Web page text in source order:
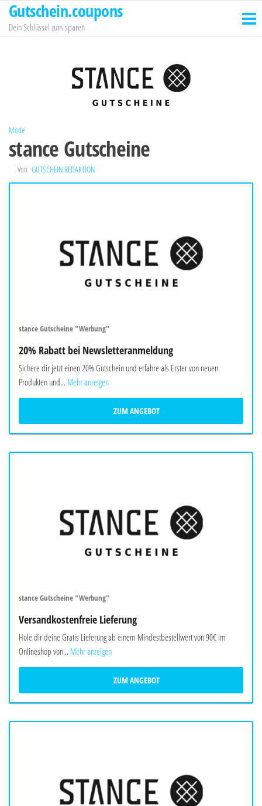
Zum
Inhalt
springen
Gutschein.coupons
Dein Schlüssel zum sparen
Mode
stance Gutscheine
Von GUTSCHEIN REDAKTION
stance Gutscheine "Werbung"
20% Rabatt bei Newsletteranmeldung
Sichere dir jetzt einen 20% Gutschein und erfahre als Erster von neuen
Produkten und... Mehr anzeigen
ZUM ANGEBOT
stance Gutscheine "Werbung"
Versandkostenfreie Lieferung
Hole dir deine Gratis Lieferung ab einem Mindestbestellwert von 90€ im
Onlineshop von... Mehr anzeigen
ZUM ANGEBOT